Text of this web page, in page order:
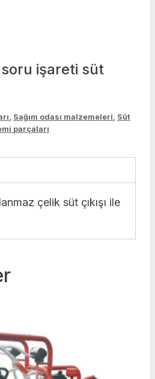
işareti süt
, Sağım odası malzemeleri, Süt
parçaları
çelik süt çıkışı ile